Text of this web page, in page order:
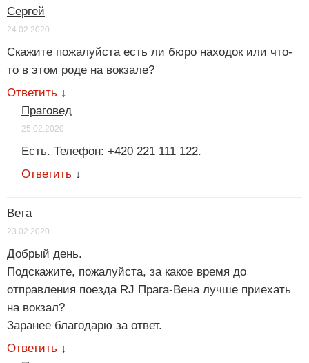
Сергей
24.02.2020
Скажите пожалуйста есть ли бюро находок или что-
то в этом роде на вокзале?
Ответить ↓
Праговед
25.02.2020
Есть. Телефон: +420 221 111 122.
Ответить ↓
Вета
23.02.2020
Добрый день.
Подскажите, пожалуйста, за какое время до
отправления поезда RJ Прага-Вена лучше приехать
на вокзал?
Заранее благодарю за ответ.
Ответить ↓